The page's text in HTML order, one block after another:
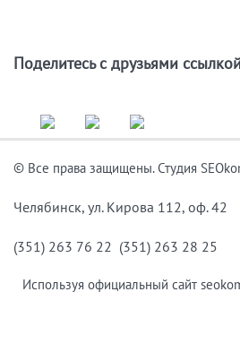
Поделитесь с друзьями
© Все права защищены. Студия
Челябинск, ул. Кирова 112, оф. 42
(351) 263 76 22 (351) 263 28 25
Используя официальный сайт